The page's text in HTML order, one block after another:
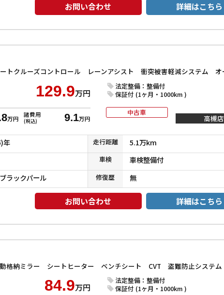
お問い合わせ 詳細はこちら
129.9万円
万円
諸費用
(税込) 9.1万円
法定整備：整備付
保証付 (1ヶ月・1000km )
中古車
高槻店
年 走行距離 5.1万km
車検 車検整備付
ラックパール 修復歴 無
お問い合わせ 詳細はこちら
84.9万円
法定整備：整備付
保証付 (1ヶ月・1000km )